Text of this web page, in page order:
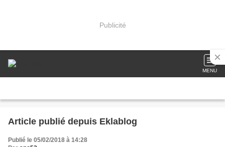
Publicité
MENU
Article publié depuis Eklablog
Publié le 05/02/2018 à 14:28